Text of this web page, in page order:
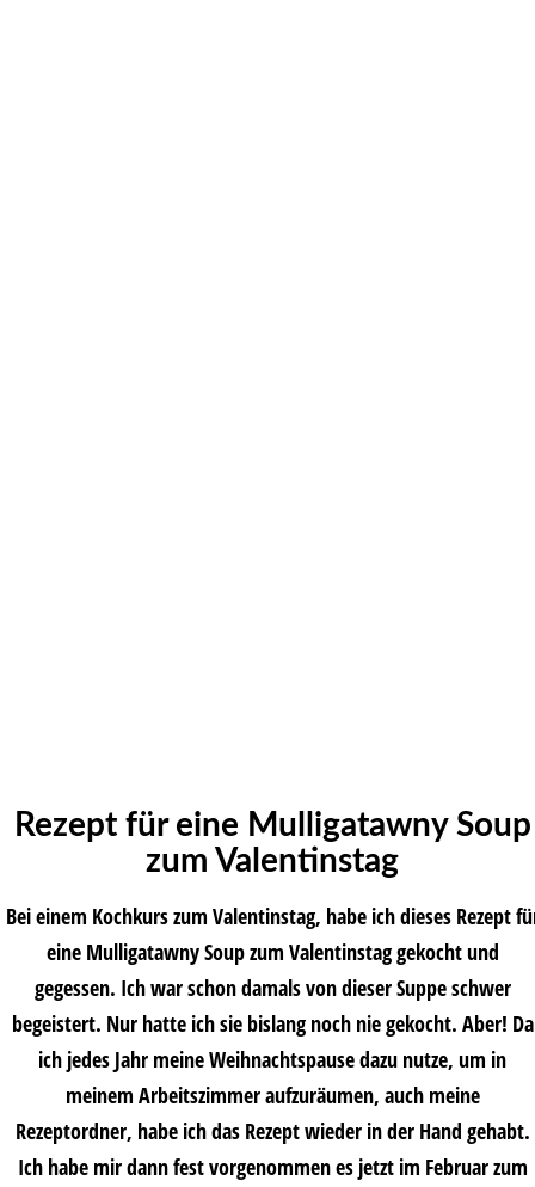
Rezept für eine Mulligatawny Soup
zum Valentinstag
Bei einem Kochkurs zum Valentinstag, habe ich dieses Rezept
eine Mulligatawny Soup zum Valentinstag gekocht und
gegessen. Ich war schon damals von dieser Suppe schwer
begeistert. Nur hatte ich sie bislang noch nie gekocht. Aber! Da
ich jedes Jahr meine Weihnachtspause dazu nutze, um in
meinem Arbeitszimmer aufzuräumen, auch meine
Rezeptordner, habe ich das Rezept wieder in der Hand gehabt.
Ich habe mir dann fest vorgenommen es jetzt im Februar zum